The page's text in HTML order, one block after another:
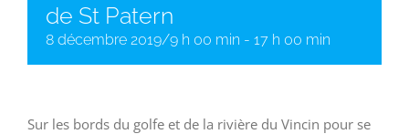
de St Patern
8 décembre 2019/9 h 00 min - 17 h 00 min
Sur les bords du golfe et de la rivière du Vincin pour se